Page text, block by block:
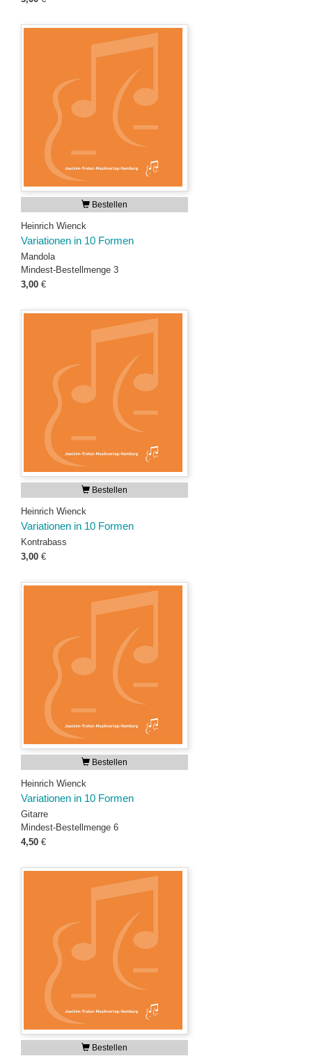
Bestellen
Heinrich Wienck
Variationen in 10 Formen
Mandola
Mindest-Bestellmenge 3
3,00 €
Bestellen
Heinrich Wienck
Variationen in 10 Formen
Kontrabass
3,00 €
Bestellen
Heinrich Wienck
Variationen in 10 Formen
Gitarre
Mindest-Bestellmenge 6
4,50 €
Bestellen